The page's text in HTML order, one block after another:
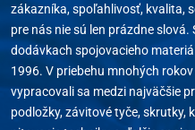
zákazníka, spoľahlivosť, kvalita,
pre nás nie sú len prázdne
dodávkach spojovacieho
1996. V priebehu mnohých
vypracovali sa medzi najväčšie
podložky, závitové tyče, skrutky,